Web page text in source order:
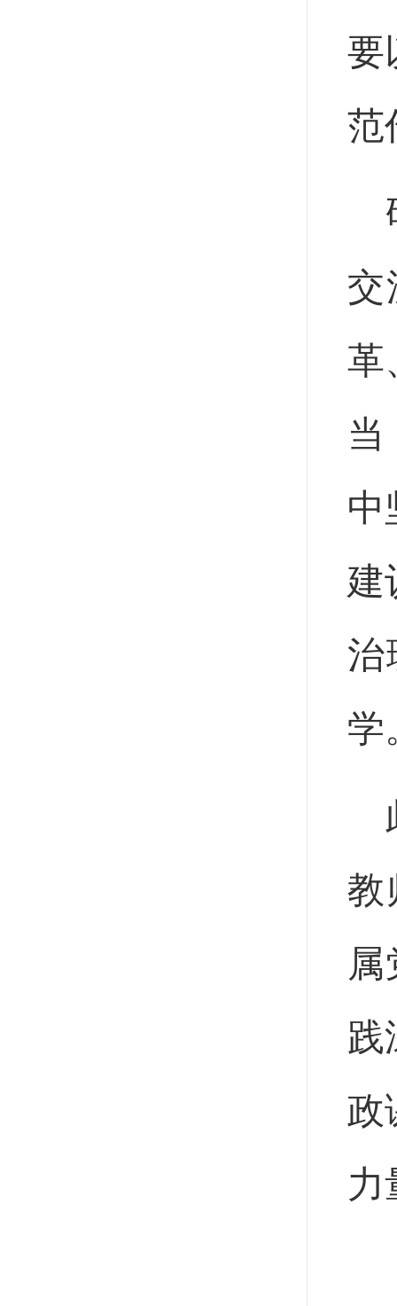
要
范
交
革
当
中
建
治
学
教
践
政
力